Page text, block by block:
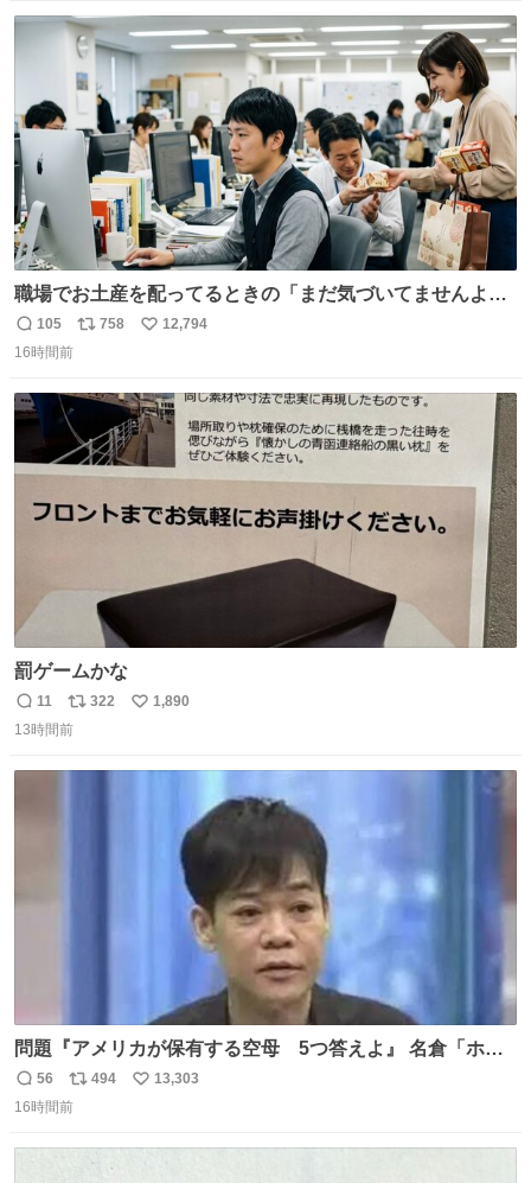
に、父が2部屋使い、姉妹は1部屋。文句を言うと「ナイト
スクープに改造してもらえ！無理やろけどな」と
ト
数
数
職場でお土産を配ってるときの「まだ気づいてませんよ」
的な演技が毎回シンドい。
返
信
105
リ
数
758
い
数
12,794
16時間前
罰ゲームかな
返
信
11
リ
ポ
322
い
1,890
13時間前
問題『アメリカが保有する空母 5つ答えよ』 名倉「ホン
マごめん、日本」
返
信
56
リ
ポ
494
い
13,303
16時間前